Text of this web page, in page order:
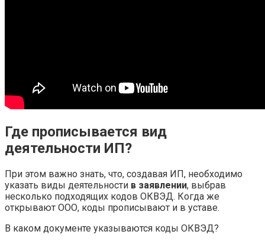
Где прописывается вид
деятельности ИП?
При этом важно знать, что, создавая ИП, необходимо
указать виды деятельности в заявлении, выбрав
несколько подходящих кодов ОКВЭД. Когда же
открывают ООО, коды прописывают и в уставе.
В каком документе указываются коды ОКВЭД?